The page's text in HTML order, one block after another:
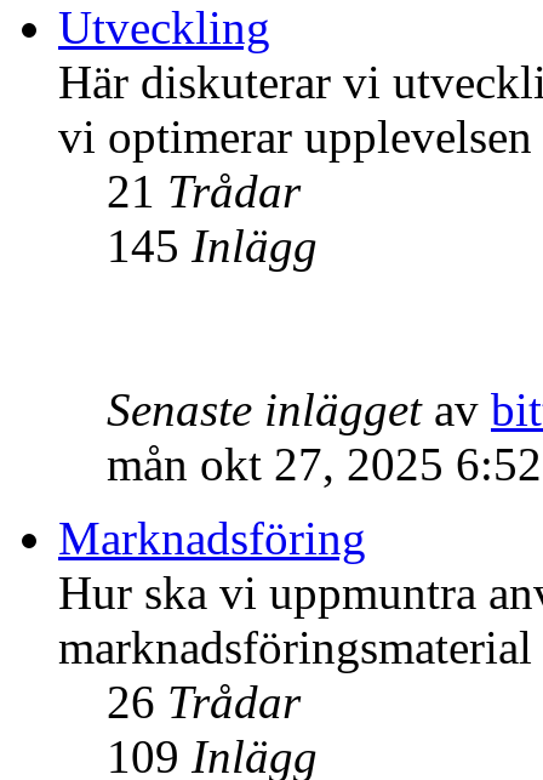
Utveckling
Här diskuterar vi
vi optimerar
21 Trådar
145 Inlägg
Senaste inläggetav
mån okt 27, 2025
Marknadsföring
Hur ska vi uppmuntra
26 Trådar
109 Inlägg